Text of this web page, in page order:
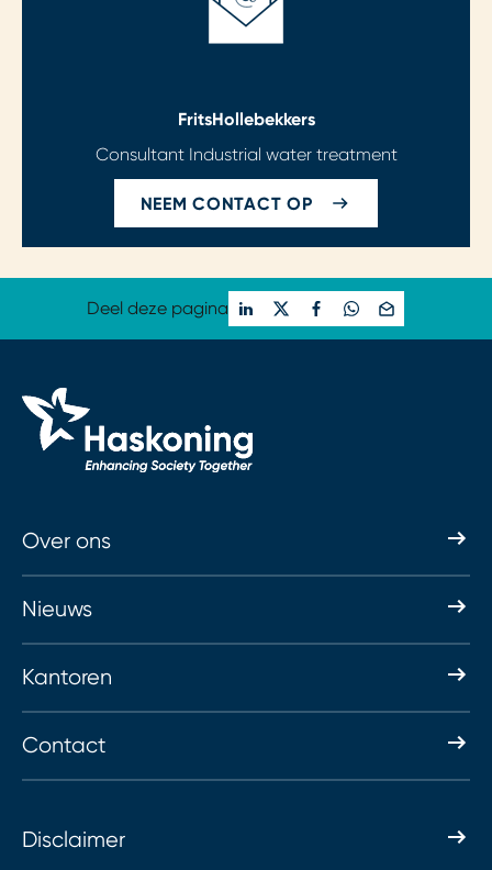
FritsHollebekkers
Consultant Industrial water treatment
NEEM CONTACT OP
Deel deze pagina
Over ons
Nieuws
Kantoren
Contact
Disclaimer